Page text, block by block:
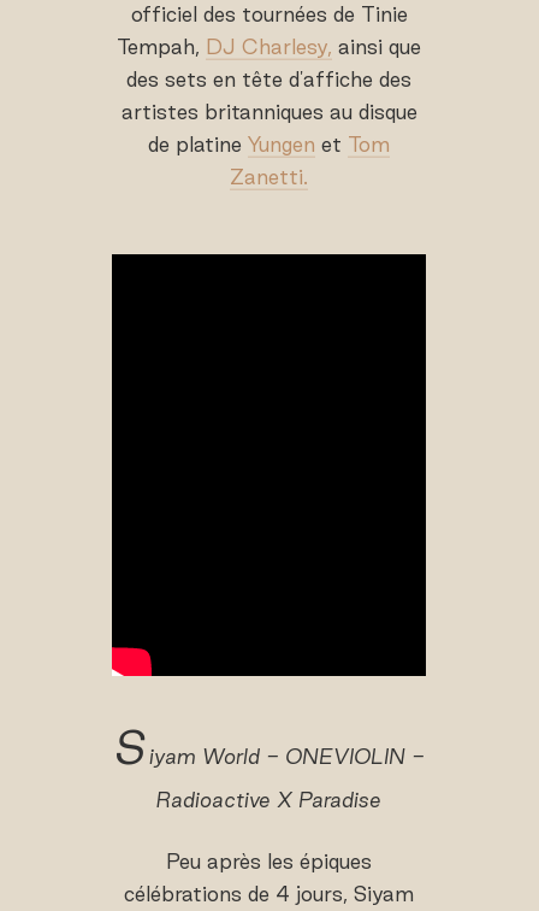
officiel des tournées de Tinie
Tempah, DJ Charlesy, ainsi que
des sets en tête d'affiche des
artistes britanniques au disque
de platineYungen et Tom
Zanetti.
Siyam World - ONEVIOLIN -
Radioactive X Paradise
Peu après les épiques
célébrations de 4 jours, Siyam